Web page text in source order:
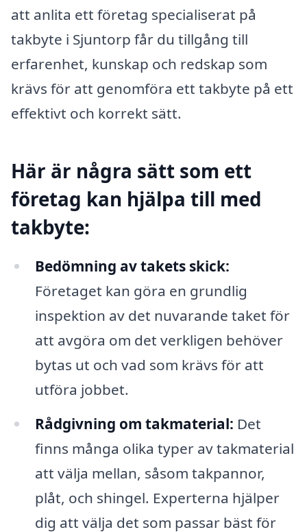
att anlita ett företag specialiserat på
takbyte i Sjuntorp får du tillgång till
erfarenhet, kunskap och redskap som
krävs för att genomföra ett takbyte på ett
effektivt och korrekt sätt.
Här är några sätt som ett
företag kan hjälpa till med
takbyte:
Bedömning av takets skick:
Företaget kan göra en grundlig
inspektion av det nuvarande taket för
att avgöra om det verkligen behöver
bytas ut och vad som krävs för att
utföra jobbet.
Rådgivning om takmaterial: Det
finns många olika typer av takmaterial
att välja mellan, såsom takpannor,
plåt, och shingel. Experterna hjälper
dig att välja det som passar bäst för